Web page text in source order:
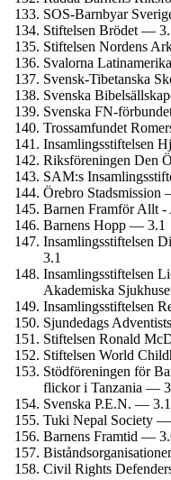
SOS-Barnbyar
Stiftelsen Brödet —
Stiftelsen Nordens
Svalorna
Svensk-Tibetanska
Svenska
Svenska FN-
Trossamfundet
Insamlings­stiftelsen
Riksföreningen Den
SAM:s
Örebro Stadsmission
Barnen Framför Allt
Barnens Hopp — 3.1
Insamlings­stiftelsen
3.1
Insamlings­stiftelsen
Akademiska
Insamlings­stiftelsen
Sjundedags
Stiftelsen Ronald
Stiftelsen World
Stödföreningen för
flickor i Tanzania —
Svenska P.E.N. — 3.1
Tuki Nepal Society —
Barnens Framtid —
Civil Rights